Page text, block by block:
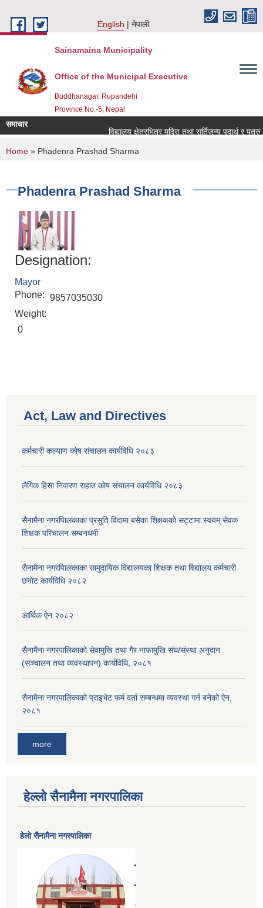
English
नेपाली
Sainamaina Municipality
Office of the Municipal Executive
Buddhanagar, Rupandehi
Province No.-5, Nepal
समाचार
विद्यालय क्षेत्रभित्र मदिरा तथा सुर्तिजन्य पदार्थ र
You are here
Home » Phadenra Prashad Sharma
Phadenra Prashad Sharma
Designation:
Mayor
Phone: 9857035030
Weight:
0
Act, Law and Directives
कर्मचारी कल्याण काेष संचालन कार्यविधि २०८३
लैगिक हिसा निवारण राहात कोष संचालन कार्यविधि २०८३
सैनामैना नगरपािलकाका प्रसुति विदामा बसेका शिक्षककाे सट्टामा स्वयम् सेवक
शिक्षक परिचालन सम्बनधमी
सैनामैना नगरपािलकाका सामुदायिक विद्यालयका शिक्षक तथा विद्यालय कर्मचारी
छनाेट कार्यविधि २०८२
आर्थिक ऐन २०८२
सैनामैना नगरपालिकाको सेवामुखि तथा गैर नाफामुखि संघ/संस्था अनुदान
(सञ्चालन तथा व्यवस्थापन) कार्यविधि, २०८१
सैनामैना नगरपालिकाको प्राइभेट फर्म दर्ता सम्बन्धमा व्यवस्था गर्न बनेको ऐन,
२०८१
more
हेल्लो सैनामैना नगरपालिका
हेलाे सैनामैना नगरपालिका